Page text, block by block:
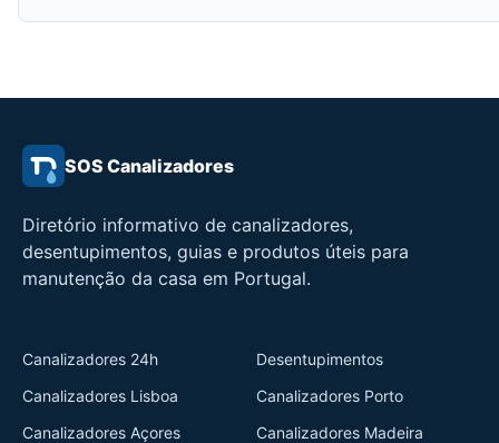
SOS Canalizadores
Diretório informativo de canalizadores,
desentupimentos, guias e produtos úteis para
manutenção da casa em Portugal.
Canalizadores 24h
Desentupimentos
Canalizadores Lisboa
Canalizadores Porto
Canalizadores Açores
Canalizadores Madeira